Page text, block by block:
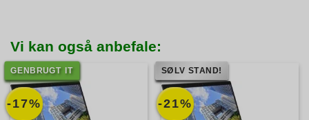
Vi kan også anbefale:
-17%
GENBRUGT IT
-21%
SØLV STAND!